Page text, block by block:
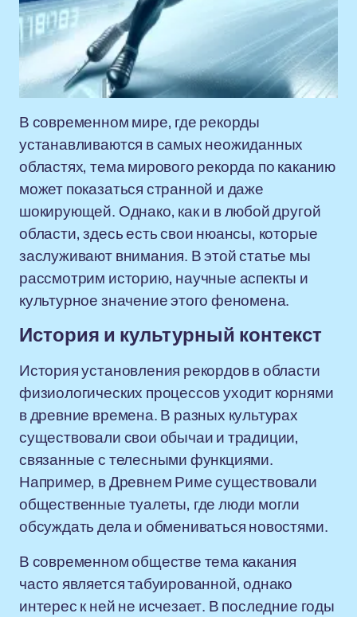
В современном мире, где рекорды
устанавливаются в самых неожиданных
областях, тема мирового рекорда по каканию
может показаться странной и даже
шокирующей. Однако, как и в любой другой
области, здесь есть свои нюансы, которые
заслуживают внимания. В этой статье мы
рассмотрим историю, научные аспекты и
культурное значение этого феномена.
История и культурный контекст
История установления рекордов в области
физиологических процессов уходит корнями
в древние времена. В разных культурах
существовали свои обычаи и традиции,
связанные с телесными функциями.
Например, в Древнем Риме существовали
общественные туалеты, где люди могли
обсуждать дела и обмениваться новостями.
В современном обществе тема какания
часто является табуированной, однако
интерес к ней не исчезает. В последние годы